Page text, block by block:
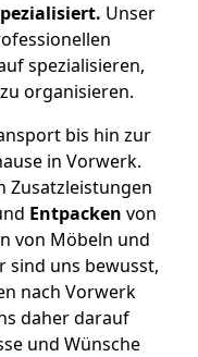
Unser
spezialisieren,
organisieren.
bis hin zur
in Vorwerk.
Zusatzleistungen
Entpacken von
von Möbeln und
sind uns bewusst,
nach Vorwerk
daher darauf
und Wünsche